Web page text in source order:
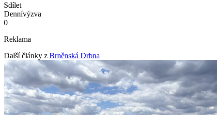
Sdílet
Dennívýzva
0
Reklama
Další články z Brněnská Drbna